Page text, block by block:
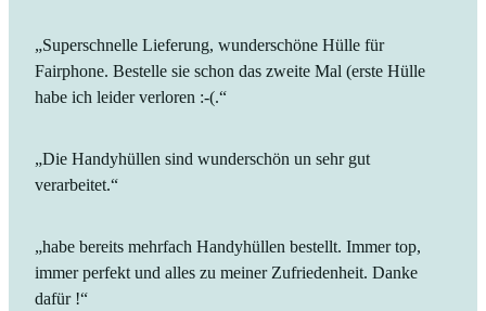
„Superschnelle Lieferung, wunderschöne Hülle für
Fairphone. Bestelle sie schon das zweite Mal (erste Hülle
habe ich leider verloren :-(.“
„Die Handyhüllen sind wunderschön un sehr gut
verarbeitet.“
„habe bereits mehrfach Handyhüllen bestellt. Immer top,
immer perfekt und alles zu meiner Zufriedenheit. Danke
dafür !“